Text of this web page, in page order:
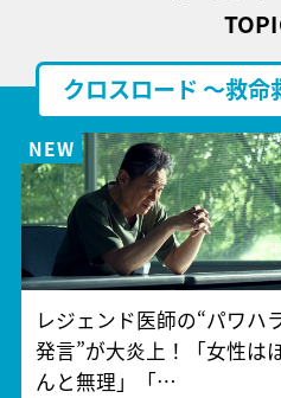
クロスロード ～救命
レジェンド医師の“パワハ
発言”が大炎上！「女性は
んと無理」「…